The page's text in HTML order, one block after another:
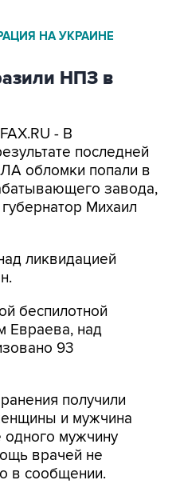
НА УКРАИНЕ
НПЗ в
- В
последней
обломки попали в
завода,
губернатор Михаил
ликвидацией
беспилотной
Евраева, над
93
получили
и мужчина
одного мужчину
врачей не
в сообщении.